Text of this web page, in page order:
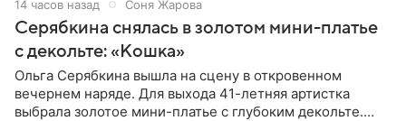
14 часов назад Соня Жарова
Серябкина снялась в золотом мини-платье
с декольте: «Кошка»
Ольга Серябкина вышла на сцену в откровенном
вечернем наряде. Для выхода 41-летняя артистка
выбрала золотое мини-платье с глубоким декольте.